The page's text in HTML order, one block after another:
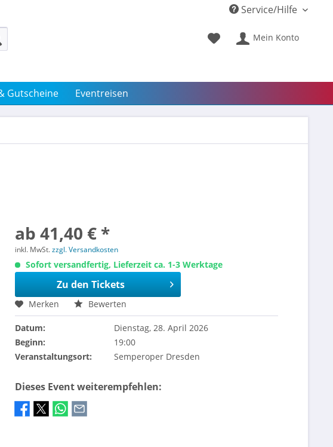
Service/Hilfe
Mein Konto
Gutscheine Eventreisen
ab 41,40 € *
inkl. MwSt.zzgl. Versandkosten
Sofort versandfertig, Lieferzeit ca. 1-3 Werktage
Zu den Tickets
Merken Bewerten
Datum:
Dienstag, 28. April 2026
Beginn:
19:00
Veranstaltungsort:
Semperoper Dresden
Dieses Event weiterempfehlen: